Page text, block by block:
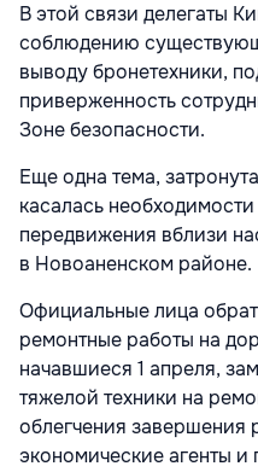
В этой связи делегаты
соблюдению
выводу бронетехники,
приверженность
Зоне безопасности.
Еще одна тема,
касалась
передвижения вблизи
в Новоаненском районе.
Официальные лица
ремонтные работы на
начавшиеся 1 апреля,
тяжелой техники на
облегчения завершения
экономические агенты